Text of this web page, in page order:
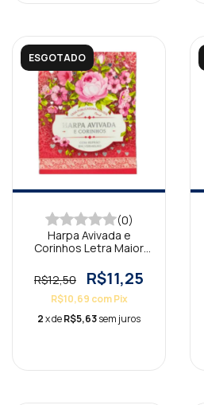
ESGOTADO
(0)
Harpa Avivada e
Corinhos Letra Maior
R$12,50
R$11,25
R$10,69 com Pix
2x deR$5,63sem juros